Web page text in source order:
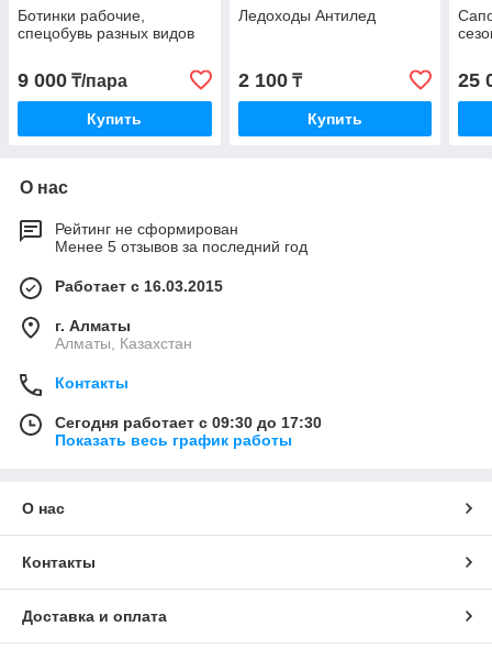
Ботинки рабочие,
спецобувь разных видов
9 000 ₸/пара
Купить
Ледоходы Антилед
2 100₸
Купить
25
О нас
Рейтинг не сформирован
Менее 5 отзывов за последний год
Работает с 16.03.2015
г. Алматы
Алматы, Казахстан
Контакты
Сегодня работает с 09:30 до 17:30
Показать весь график работы
О нас
Контакты
Доставка и оплата